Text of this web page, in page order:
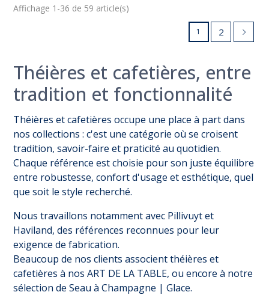
Affichage 1-36 de 59 article(s)
1 2
Théières et cafetières, entre
tradition et fonctionnalité
Théières et cafetières occupe une place à part dans
nos collections : c'est une catégorie où se croisent
tradition, savoir-faire et praticité au quotidien.
Chaque référence est choisie pour son juste équilibre
entre robustesse, confort d'usage et esthétique, quel
que soit le style recherché.
Nous travaillons notamment avec Pillivuyt et
Haviland, des références reconnues pour leur
exigence de fabrication.
Beaucoup de nos clients associent théières et
cafetières à nosART DE LA TABLE, ou encore à notre
sélection deSeau à Champagne | Glace.